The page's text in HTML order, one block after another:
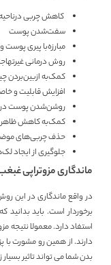
کاهش چربی درناحیه
سفت‌شدن پوست
مبارزه‌با پیری
روش درمانی
کمک‌به
افزایش قابلیت و
روشن‌شدن پوست در
کمک‌به کاهش
حذف چربی‌های
جلوگیری از ایجاد
ماندگاری مزوتراپی
در واقع ماندگاری در این
برخوردار است. باید
دارند. از همین رو مشورت با
بدن شما می تواند تاثیر